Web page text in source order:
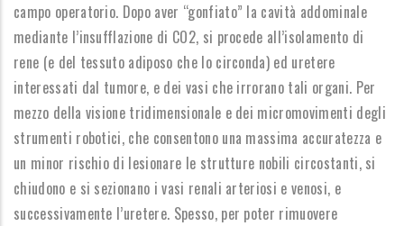
campo operatorio. Dopo aver “gonfiato” la cavità addominale
mediante l’insufflazione di CO2, si procede all’isolamento di
rene (e del tessuto adiposo che lo circonda) ed uretere
interessati dal tumore, e dei vasi che irrorano tali organi. Per
mezzo della visione tridimensionale e dei micromovimenti degli
strumenti robotici, che consentono una massima accuratezza e
un minor rischio di lesionare le strutture nobili circostanti, si
chiudono e si sezionano i vasi renali arteriosi e venosi, e
successivamente l’uretere. Spesso, per poter rimuovere